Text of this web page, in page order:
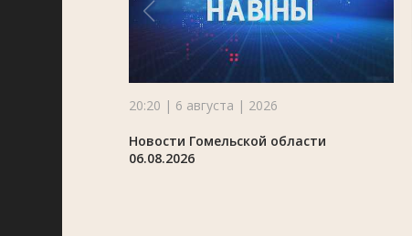
20:20 | 6 августа | 2026
Новости Гомельской области
06.08.2026